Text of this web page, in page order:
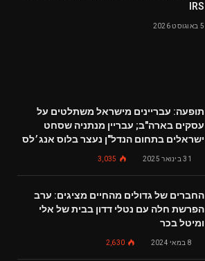
IRS
5 באוגוסט 2026
תופעה: עבריינים מישראל משתלטים על
עסקים בארה"ב; עבריין מנתניה שסחט
ישראלים בתחום הנדל"ן נעצר בלוס אנג׳לס
31 בינואר 2025 3,035
החברים של גדולים מהחיים מציגים: ערב
הפרשת חלה עם נטלי דדון בבית של אלי
ומיטל בכר
8 במאי 2024 2,630